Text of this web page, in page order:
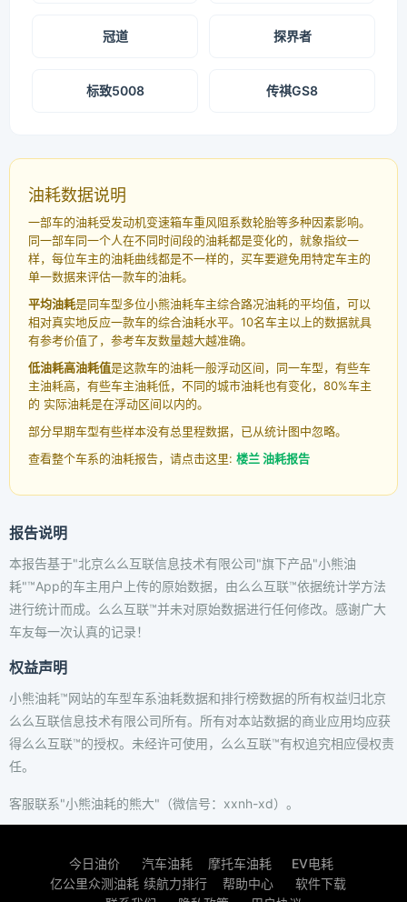
冠道 探界者
标致5008 传祺GS8
油耗数据说明
一部车的油耗受发动机变速箱车重风阻系数轮胎等多种因素影响。
同一部车同一个人在不同时间段的油耗都是变化的，就象指纹一
样，每位车主的油耗曲线都是不一样的，买车要避免用特定车主的
单一数据来评估一款车的油耗。
平均油耗是同车型多位小熊油耗车主综合路况油耗的平均值，可以
相对真实地反应一款车的综合油耗水平。10名车主以上的数据就具
有参考价值了，参考车友数量越大越准确。
低油耗高油耗值是这款车的油耗一般浮动区间，同一车型，有些车
主油耗高，有些车主油耗低，不同的城市油耗也有变化，80%车主
的 实际油耗是在浮动区间以内的。
部分早期车型有些样本没有总里程数据，已从统计图中忽略。
查看整个车系的油耗报告，请点击这里: 楼兰 油耗报告
报告说明
本报告基于"北京么么互联信息技术有限公司"旗下产品"小熊油
耗"™App的车主用户上传的原始数据，由么么互联™依据统计学方法
进行统计而成。么么互联™并未对原始数据进行任何修改。感谢广大
车友每一次认真的记录！
权益声明
小熊油耗™网站的车型车系油耗数据和排行榜数据的所有权益归北京
么么互联信息技术有限公司所有。所有对本站数据的商业应用均应获
得么么互联™的授权。未经许可使用，么么互联™有权追究相应侵权责
任。
客服联系"小熊油耗的熊大"（微信号：xxnh-xd）。
今日油价 汽车油耗 摩托车油耗
EV电耗
亿公里众测油耗 续航力排行 帮助中心
软件下载